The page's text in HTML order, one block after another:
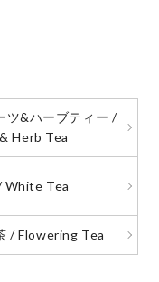
ツ&ハーブティー /
Herb Tea
White Tea
/ Flowering Tea